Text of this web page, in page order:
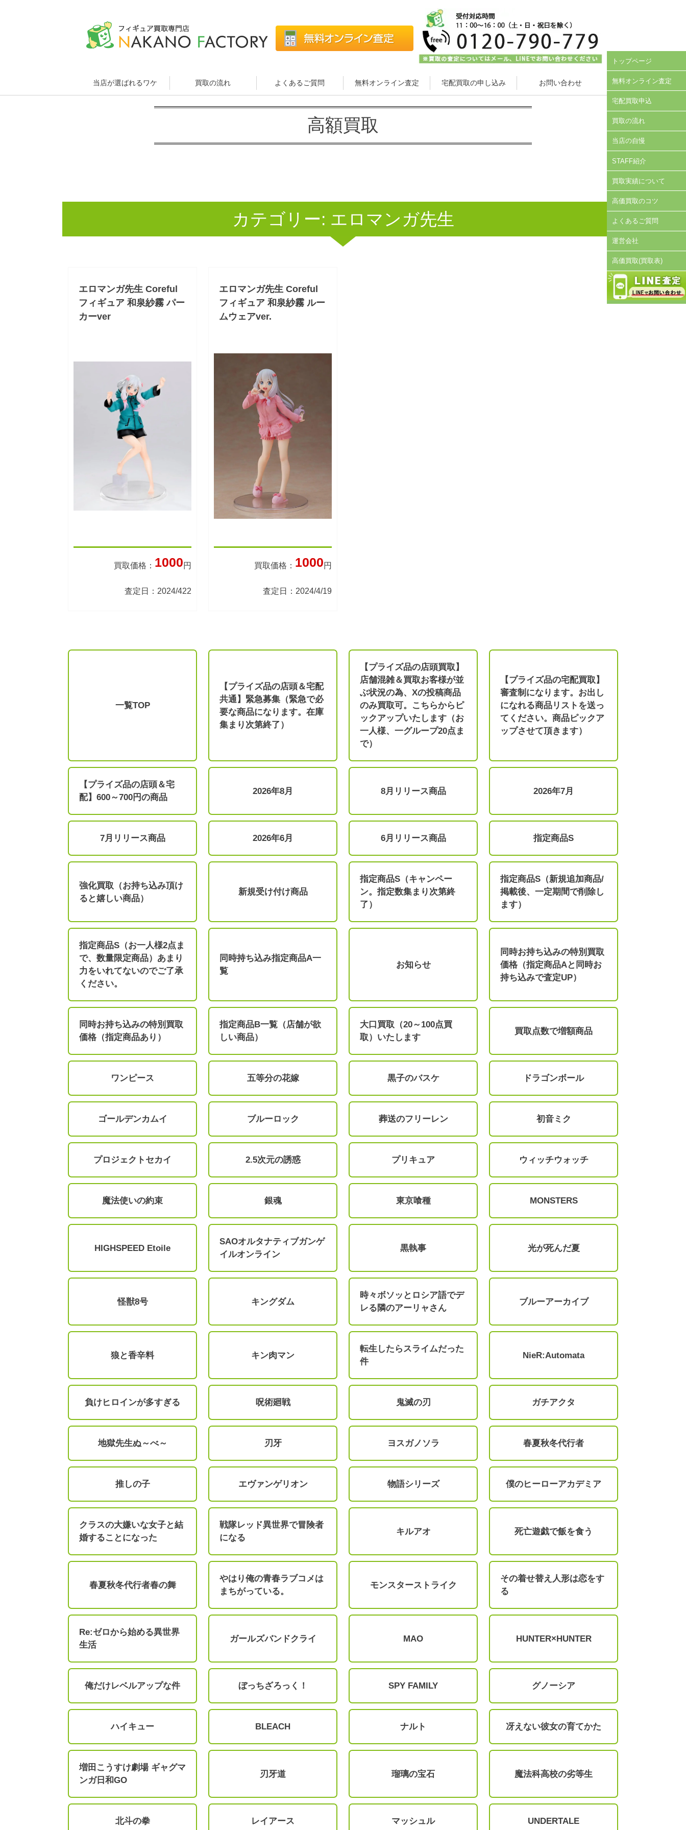
当店が選ばれるワケ 買取の流れ よくあるご質問 無料オンライン査定 宅配買取の申し込み お問い合わせ
高額買取
カテゴリー: エロマンガ先生
エロマンガ先生 Coreful
フィギュア 和泉紗霧 パー
カーver
買取価格： 1000円
査定日：2024/422
エロマンガ先生 Coreful
フィギュア 和泉紗霧 ルー
ムウェアver.
買取価格： 1000円
査定日：2024/4/19
一覧TOP
【プライズ品の店頭＆宅配
共通】緊急募集（緊急で必
要な商品になります。在庫
集まり次第終了）
【プライズ品の店頭買取】
店舗混雑＆買取お客様が並
ぶ状況の為、Xの投稿商品
のみ買取可。こちらからピ
ックアップいたします（お
一人様、一グループ20点ま
で）
【プライズ品の宅配買取】
審査制になります。お出し
になれる商品リストを送っ
てください。商品ピックア
ップさせて頂きます）
【プライズ品の店頭＆宅
配】600～700円の商品
2026年8月 8月リリース商品 2026年7月
7月リリース商品 2026年6月 6月リリース商品 指定商品S
強化買取（お持ち込み頂け
ると嬉しい商品）
新規受け付け商品
指定商品S（キャンペー
ン。指定数集まり次第終
了）
指定商品S（新規追加商品/
掲載後、一定期間で削除し
ます）
指定商品S（お一人様2点ま
で、数量限定商品）あまり
力をいれてないのでご了承
ください。
同時持ち込み指定商品A一
覧
お知らせ
同時お持ち込みの特別買取
価格（指定商品Aと同時お
持ち込みで査定UP）
同時お持ち込みの特別買取
価格（指定商品あり）
指定商品B一覧（店舗が欲
しい商品）
大口買取（20～100点買
取）いたします
買取点数で増額商品
ワンピース 五等分の花嫁 黒子のバスケ ドラゴンボール
ゴールデンカムイ ブルーロック 葬送のフリーレン 初音ミク
プロジェクトセカイ 2.5次元の誘惑 プリキュア ウィッチウォッチ
魔法使いの約束 銀魂 東京喰種 MONSTERS
HIGHSPEED Etoile
SAOオルタナティブガンゲ
イルオンライン
黒執事 光が死んだ夏
怪獣8号 キングダム
時々ボソッとロシア語でデ
レる隣のアーリャさん
ブルーアーカイブ
狼と香辛料 キン肉マン
転生したらスライムだった
件
NieR:Automata
負けヒロインが多すぎる 呪術廻戦 鬼滅の刃 ガチアクタ
地獄先生ぬ～べ～ 刃牙 ヨスガノソラ 春夏秋冬代行者
推しの子 エヴァンゲリオン 物語シリーズ 僕のヒーローアカデミア
クラスの大嫌いな女子と結
婚することになった
戦隊レッド異世界で冒険者
になる
キルアオ 死亡遊戯で飯を食う
春夏秋冬代行者春の舞
やはり俺の青春ラブコメは
まちがっている。
モンスターストライク
その着せ替え人形は恋をす
る
Re:ゼロから始める異世界
生活
ガールズバンドクライ MAO HUNTER×HUNTER
俺だけレベルアップな件 ぼっちざろっく！ SPY FAMILY グノーシア
ハイキュー BLEACH ナルト 冴えない彼女の育てかた
増田こうすけ劇場 ギャグマ
ンガ日和GO
刃牙道 瑠璃の宝石 魔法科高校の劣等生
北斗の拳 レイアース マッシュル UNDERTALE
トップページ
無料オンライン査定
宅配買取申込
買取の流れ
当店の自慢
STAFF紹介
買取実績について
高価買取のコツ
よくあるご質問
運営会社
高価買取(買取表)